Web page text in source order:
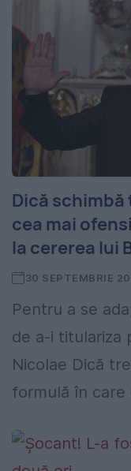
Dică schimbă
cea mai
la cererea lui
30 SEPTEMBRIE
Pentru a se
de a-i titulariza
Nicolae Dică
formulă în care